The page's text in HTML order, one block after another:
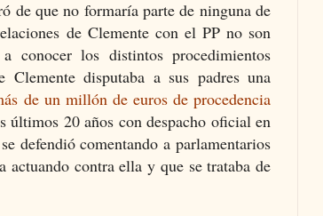
de que no formaría parte de ninguna de
de Clemente con el PP no son
conocer los distintos procedimientos
disputaba a sus padres una
de un millón de euros de procedencia
últimos 20 años con despacho oficial en
defendió comentando a parlamentarios
actuando contra ella y que se trataba de